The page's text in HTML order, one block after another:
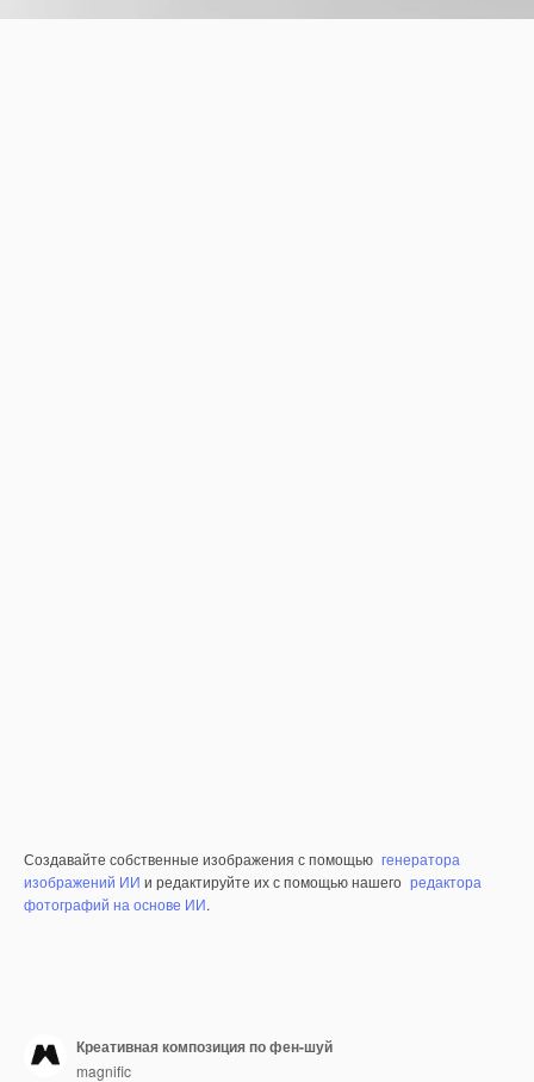
Создавайте собственные изображения с помощью генератора
изображений ИИ и редактируйте их с помощью нашего редактора
фотографий на основе ИИ.
Креативная композиция по фен-шуй
magnific